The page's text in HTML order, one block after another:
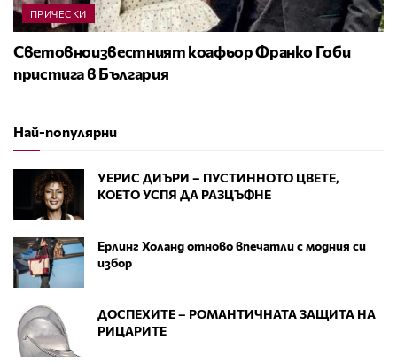
ПРИЧЕСКИ
Световноизвестният коафьор Франко Гоби
пристига в България
Най-популярни
УЕРИС ДИЪРИ – ПУСТИННОТО ЦВЕТЕ,
КОЕТО УСПЯ ДА РАЗЦЪФНЕ
Ерлинг Холанд отново впечатли с модния си
избор
ДОСПЕХИТЕ – РОМАНТИЧНАТА ЗАЩИТА НА
РИЦАРИТЕ